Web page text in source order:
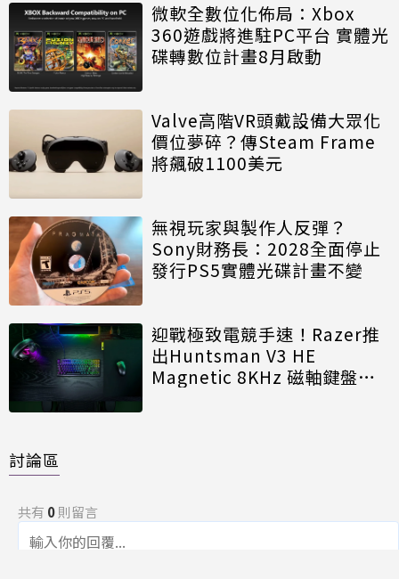
微軟全數位化佈局：Xbox
360遊戲將進駐PC平台 實體光
碟轉數位計畫8月啟動
Valve高階VR頭戴設備大眾化
價位夢碎？傳Steam Frame
將飆破1100美元
無視玩家與製作人反彈？
Sony財務長：2028全面停止
發行PS5實體光碟計畫不變
迎戰極致電競手速！Razer推
出Huntsman V3 HE
Magnetic 8KHz 磁軸鍵盤效
討論區
共有 0則留言